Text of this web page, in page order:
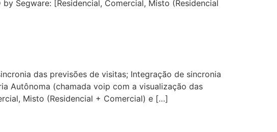
Segware: [Residencial, Comercial, Misto (Residencial
das previsões de visitas; Integração de sincronia
Autônoma (chamada voip com a visualização das
Misto (Residencial + Comercial) e […]